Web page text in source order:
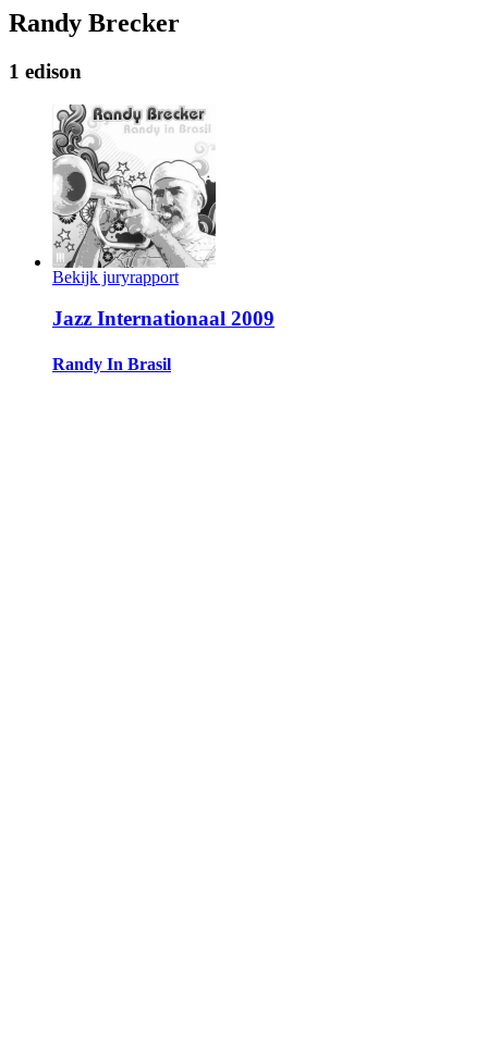
Randy Brecker
1 edison
Bekijk juryrapport
Jazz Internationaal 2009
Randy In Brasil